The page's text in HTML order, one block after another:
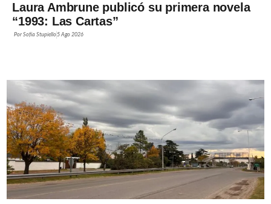
Laura Ambrune publicó su primera novela
“1993: Las Cartas”
PorSofía Stupiello5 Ago 2026